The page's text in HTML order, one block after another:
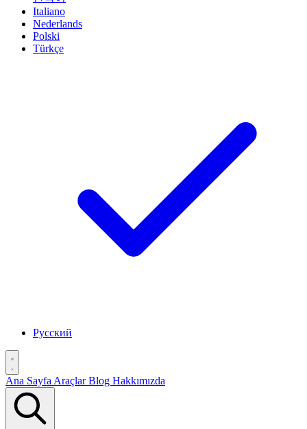
Italiano
Nederlands
Polski
Türkçe
Русский
Ana Sayfa AraçlarBlog Hakkımızda